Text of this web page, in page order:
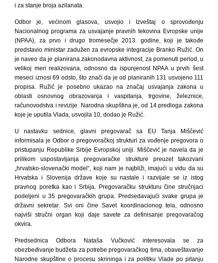
i za stanje broja azilanata.
Odbor je, većinom glasova, usvojio i Izveštaj o sprovođenju
Nacionalnog programa za usvajanje pravnih tekovina Evropske unije
(NPAA), za prvo i drugo tromesečje 2013. godine, koji je takođe
predstavio ministar zadužen za evropske integracije Branko Ružić. On
je naveo da je planirana zakonodavna aktivnost, za pomenuti period, u
velikoj meri realizovana, odnosno da ispunjenost NPAA u prvih šest
meseci iznosi 69 odsto, što znači da je od planiranih 131 usvojeno 111
propisa. Ružić je posebno ukazao na značaj usvajanja zakona u
oblasti osnovnog obrazovanja i vaspitanja, trgovine, železnice,
računovodstva i revizije. Narodna skupština je, od 14 predloga zakona
koje je uputila Vlada, usvojila 10, dodao je Ružić.
U nastavku sednice, glavni pregovarač sa EU Tanja Miščević
informisala je Odbor o pregovoračkoj strukturi za vođenje pregovora o
pristupanju Republike Srbije Evropskoj uniji. Miščević je navela da je
prilikom uspostavljanja pregovaračke strukture preuzet takozvani
„hrvatsko-slovenački model“, koji nam je najbliži, imajući u vidu da su
Hrvatska i Slovenija države koje su nastale i razvijale se iz istog
pravnog poretka kao i Srbija. Pregovaračku strukturu čine stručnjaci
podeljeni u 35 pregovaračkih grupa. Predsedavajući svake grupa je
državni sekretar. Svi oni čine Savet koordinacionog tela, odnosno
najviši stručni organ koji daje savete za definisanje pregovaračog
okvira.
Predsednica Odbora Nataša Vučković interesovala se za
obezbeđivanje budžeta za potrebe pregovaračkog tima, obaveštavanje
Narodne skupštine o procesu skrininga i za politiku Vlade po pitanju